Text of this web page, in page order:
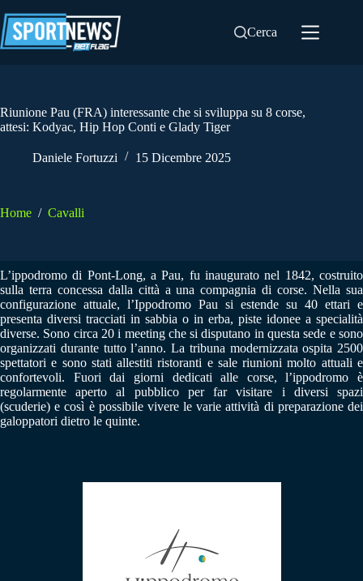
al
contenuto
Cerca
Riunione Pau (FRA) interessante che si sviluppa su 8 corse,
attesi: Kodyac, Hip Hop Conti e Glady Tiger
Daniele Fortuzzi 15 Dicembre 2025
Home / Cavalli
L’ippodromo di Pont-Long, a Pau, fu inaugurato nel 1842, costruito
sulla terra concessa dalla città a una compagnia di corse. Nella sua
configurazione attuale, l’Ippodromo Pau si estende su 40 ettari e
presenta diversi tracciati in sabbia o in erba, piste idonee a specialità
diverse. Sono circa 20 i meeting che si disputano in questa sede e sono
organizzati durante tutto l’anno. La tribuna modernizzata ospita 2500
spettatori e sono stati allestiti ristoranti e sale riunioni molto attuali e
confortevoli. Fuori dai giorni dedicati alle corse, l’ippodromo è
regolarmente aperto al pubblico per far visitare i diversi spazi
(scuderie) e così è possibile vivere le varie attività di preparazione dei
galoppatori dietro le quinte.